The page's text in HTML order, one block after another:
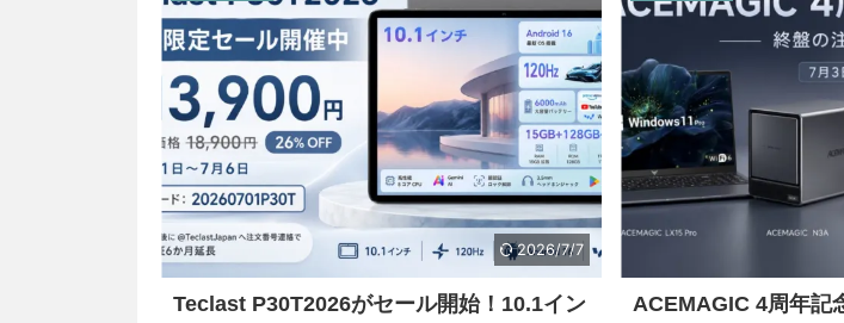
2026/7/7
Teclast P30T2026がセール開始！10.1イン
ACEMAGIC 4周年記